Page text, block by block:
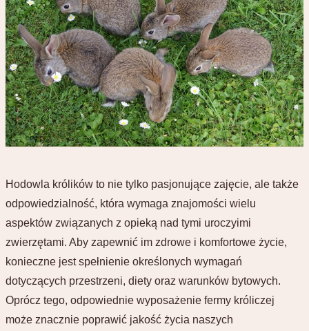
Hodowla królików to nie tylko pasjonujące zajęcie, ale także
odpowiedzialność, która wymaga znajomości wielu
aspektów związanych z opieką nad tymi uroczyimi
zwierzętami. Aby zapewnić im zdrowe i komfortowe życie,
konieczne jest spełnienie określonych wymagań
dotyczących przestrzeni, diety oraz warunków bytowych.
Oprócz tego, odpowiednie wyposażenie fermy króliczej
może znacznie poprawić jakość życia naszych